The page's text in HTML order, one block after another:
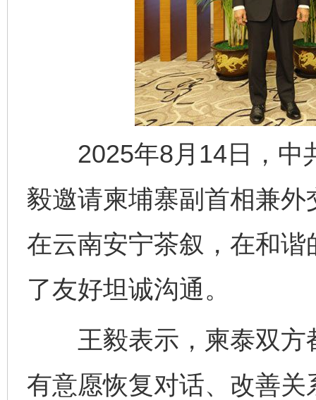
2025年8月14日，中
毅邀请柬埔寨副首相兼
在云南安宁茶叙，在和
了友好坦诚沟通。
王毅表示，柬泰双方
有意愿恢复对话、改善